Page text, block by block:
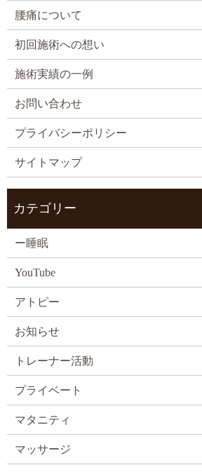
腰痛について
初回施術への想い
施術実績の一例
お問い合わせ
プライバシーポリシー
サイトマップ
カテゴリー
ー睡眠
YouTube
アトピー
お知らせ
トレーナー活動
プライベート
マタニティ
マッサージ